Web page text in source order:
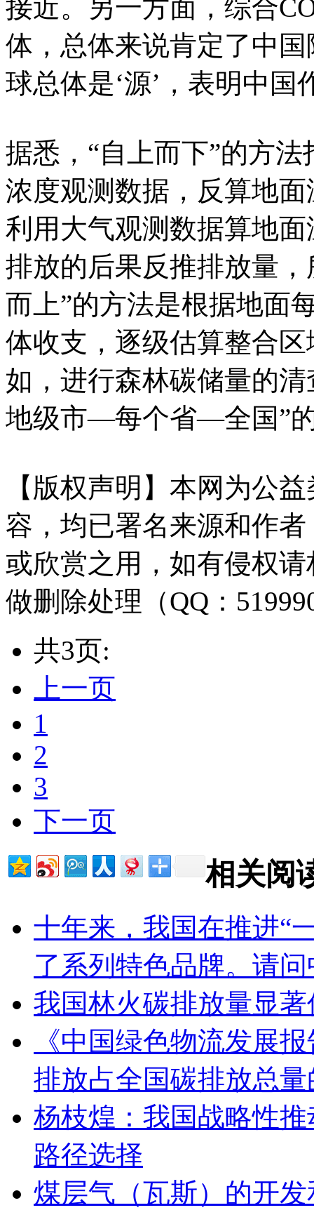
接近。另一方面，综合
体，总体来说肯定了中国
球总体是‘源’，表明中
据悉，“自上而下”的方
浓度观测数据，反算地
利用大气观测数据算地
排放的后果反推排放量
而上”的方法是根据地面
体收支，逐级估算整合
如，进行森林碳储量的
地级市—每个省—全国”
【版权声明】本网为公
容，均已署名来源和作
或欣赏之用，如有侵权
做删除处理（QQ：
共3页:
上一页
1
2
3
下一页
相关阅
十年来，我国在推进“
了系列特色品牌。请
我国林火碳排放量显
《中国绿色物流发展
排放占全国碳排放总量
杨枝煌：我国战略性
路径选择
煤层气（瓦斯）的开